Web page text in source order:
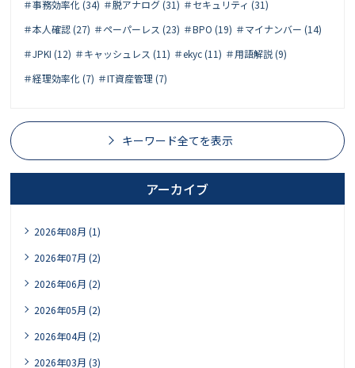
＃事務効率化 (34) ＃脱アナログ (31) ＃セキュリティ (31)
＃本人確認 (27) ＃ペーパーレス (23) ＃BPO (19) ＃マイナンバー (14)
＃JPKI (12) ＃キャッシュレス (11) ＃ekyc (11) ＃用語解説 (9)
＃経理効率化 (7) ＃IT資産管理 (7)
キーワード全てを表示
アーカイブ
2026年08月 (1)
2026年07月 (2)
2026年06月 (2)
2026年05月 (2)
2026年04月 (2)
2026年03月 (3)